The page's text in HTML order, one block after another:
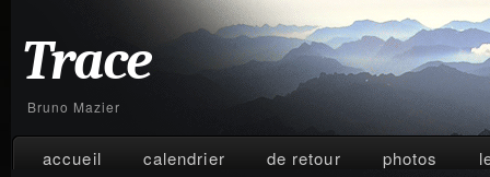
Trace
Bruno Mazier
accueil calendrier de retour photos